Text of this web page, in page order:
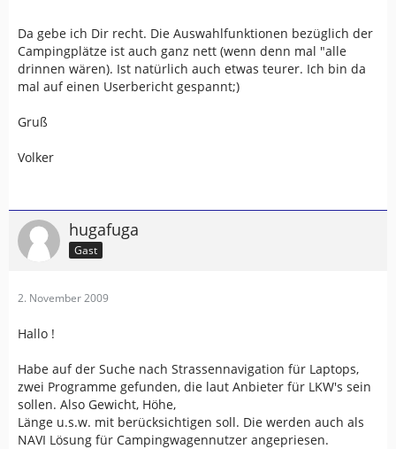
Gruß Norbert
Da gebe ich Dir recht. Die Auswahlfunktionen bezüglich der
Campingplätze ist auch ganz nett (wenn denn mal "alle
drinnen wären). Ist natürlich auch etwas teurer. Ich bin da
mal auf einen Userbericht gespannt;)
Gruß
Volker
hugafuga
Gast
2. November 2009
Hallo !
Habe auf der Suche nach Strassennavigation für Laptops,
zwei Programme gefunden, die laut Anbieter für LKW's sein
sollen. Also Gewicht, Höhe,
Länge u.s.w. mit berücksichtigen soll. Die werden auch als
NAVI Lösung für Campingwagennutzer angepriesen.